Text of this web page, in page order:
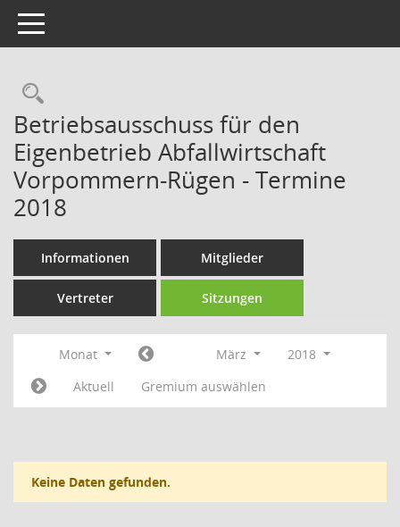
Toggle navigation
Rechercheauswahl
Betriebsausschuss für den
Eigenbetrieb Abfallwirtschaft
Vorpommern-Rügen - Termine
2018
Informationen Mitglieder
Vertreter Sitzungen
Monat März
2018
Aktuell
Gremium auswählen
Keine Daten gefunden.